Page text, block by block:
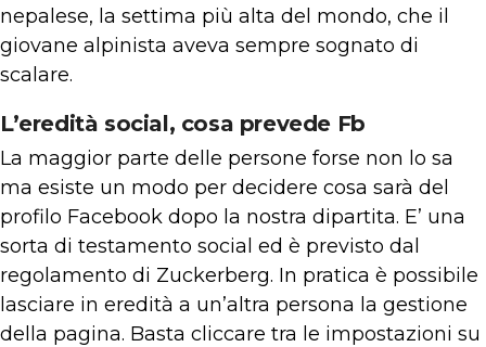
nepalese, la settima più alta del mondo, che il
giovane alpinista aveva sempre sognato di
scalare.
L’eredità social, cosa prevede Fb
La maggior parte delle persone forse non lo sa
ma esiste un modo per decidere cosa sarà del
profilo Facebook dopo la nostra dipartita. E’ una
sorta di testamento social ed è previsto dal
regolamento di Zuckerberg. In pratica è possibile
lasciare in eredità a un’altra persona la gestione
della pagina. Basta cliccare tra le impostazioni su